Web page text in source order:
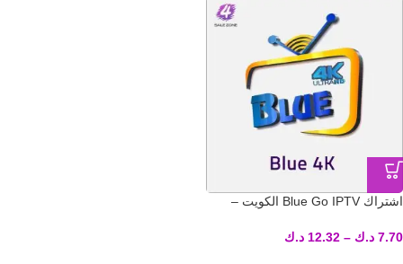
اشتراك Blue Go IPTV الكويت –
7.70 د.ك –
12.32 د.ك